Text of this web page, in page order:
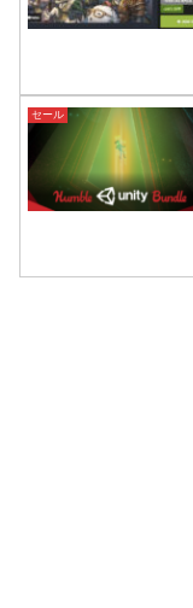
セール